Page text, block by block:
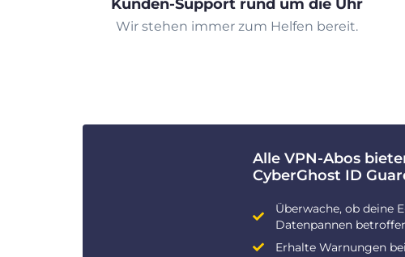
Kunden-Support rund um die Uhr
Wir stehen immer zum Helfen bereit.
Alle VPN-Abos
CyberGhost ID
Überwache, ob deine
Datenpannen
Erhalte Warnungen